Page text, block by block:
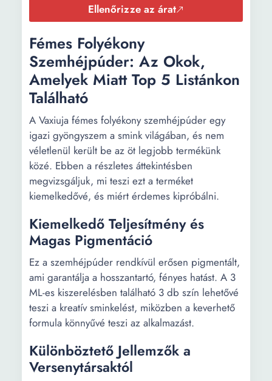
Ellenőrizze az árat
Fémes Folyékony
Szemhéjpúder: Az Okok,
Amelyek Miatt Top 5 Listánkon
Található
A Vaxiuja fémes folyékony szemhéjpúder egy
igazi gyöngyszem a smink világában, és nem
véletlenül került be az öt legjobb termékünk
közé. Ebben a részletes áttekintésben
megvizsgáljuk, mi teszi ezt a terméket
kiemelkedővé, és miért érdemes kipróbálni.
Kiemelkedő Teljesítmény és
Magas Pigmentáció
Ez a szemhéjpúder rendkívül erősen pigmentált,
ami garantálja a hosszantartó, fényes hatást. A 3
ML-es kiszerelésben található 3 db szín lehetővé
teszi a kreatív sminkelést, miközben a keverhető
formula könnyűvé teszi az alkalmazást.
Különböztető Jellemzők a
Versenytársaktól